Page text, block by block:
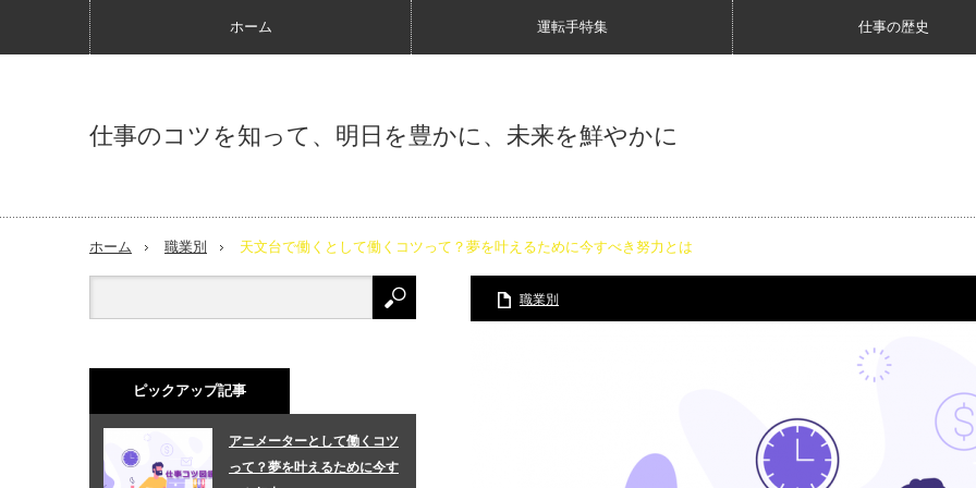
ホーム 運転手特集 仕事の歴史
仕事のコツを知って、明日を豊かに、未来を鮮やかに
ホーム 職業別 天文台で働くとして働くコツって？夢を叶えるために今すべき努力とは
職業別
ピックアップ記事
アニメーターとして働くコツ
って？夢を叶えるために今す